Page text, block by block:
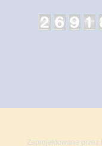
Zaprojektowane przez